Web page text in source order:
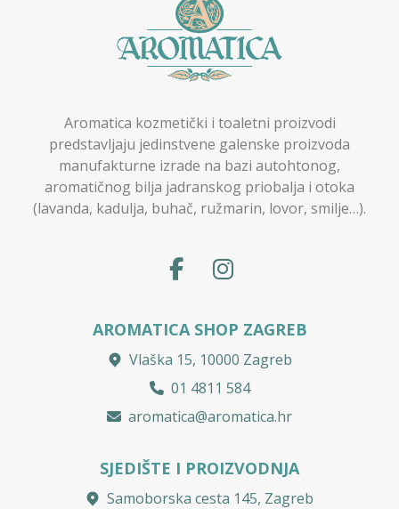
Aromatica kozmetički i toaletni proizvodi
predstavljaju jedinstvene galenske proizvoda
manufakturne izrade na bazi autohtonog,
aromatičnog bilja jadranskog priobalja i otoka
(lavanda, kadulja, buhač, ružmarin, lovor, smilje…).
AROMATICA SHOP ZAGREB
Vlaška 15, 10000 Zagreb
01 4811 584
aromatica@aromatica.hr
SJEDIŠTE I PROIZVODNJA
Samoborska cesta 145, Zagreb